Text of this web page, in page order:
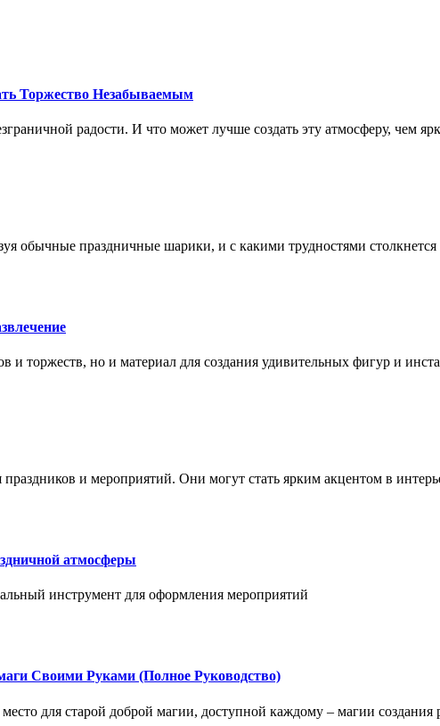
Торжество Незабываемым
радости. И что может лучше создать эту атмосферу, чем
обычные праздничные шарики, и с какими трудностями столкнется
торжеств, но и материал для создания удивительных фигур и
и мероприятий. Они могут стать ярким акцентом в
атмосферы
инструмент для оформления мероприятий
Своими Руками (Полное Руководство)
для старой доброй магии, доступной каждому – магии